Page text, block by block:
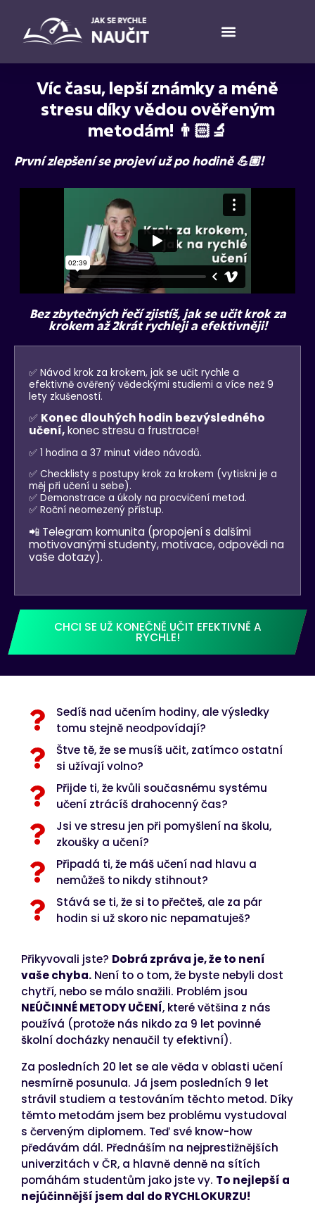
Víc času, lepší známky a méně
stresu díky vědou ověřeným
metodám! 👨🏻‍🔬
První zlepšení se projeví už po hodině 💪🏼!
Bez zbytečných řečí zjistíš, jak se učit krok za
krokem až 2krát rychleji a efektivněji!
✅ Návod krok za krokem, jak se učit rychle a
efektivně ověřený vědeckými studiemi a více než 9
lety zkušeností.
✅ Konec dlouhých hodin bezvýsledného
učení,konec stresu a frustrace!
✅ 1 hodina a 37 minut video návodů.
✅ Checklisty s postupy krok za krokem (vytiskni je a
měj při učení u sebe).
✅ Demonstrace a úkoly na procvičení metod.
✅ Roční neomezený přístup.
📲 Telegram komunita (propojení s dalšími
motivovanými studenty, motivace, odpovědi na
vaše dotazy).
CHCI SE UŽ KONEČNĚ UČIT EFEKTIVNĚ A
RYCHLE!
Sedíš nad učením hodiny, ale výsledky
tomu stejně neodpovídají?
Štve tě, že se musíš učit, zatímco ostatní
si užívají volno?
Přijde ti, že kvůli současnému systému
učení ztrácíš drahocenný čas?
Jsi ve stresu jen při pomyšlení na školu,
zkoušky a učení?
Připadá ti, že máš učení nad hlavu a
nemůžeš to nikdy stihnout?
Stává se ti, že si to přečteš, ale za pár
hodin si už skoro nic nepamatuješ?
Přikyvovali jste? Dobrá zpráva je, že to není
vaše chyba. Není to o tom, že byste nebyli dost
chytří, nebo se málo snažili. Problém jsou
NEÚČINNÉ METODY UČENÍ, které většina z nás
používá (protože nás nikdo za 9 let povinné
školní docházky nenaučil ty efektivní).
Za posledních 20 let se ale věda v oblasti učení
nesmírně posunula. Já jsem posledních 9 let
strávil studiem a testováním těchto metod. Díky
těmto metodám jsem bez problému vystudoval
s červeným diplomem. Teď své know-how
předávám dál. Přednáším na nejprestižnějších
univerzitách v ČR, a hlavně denně na sítích
pomáhám studentům jako jste vy. To nejlepší a
nejúčinnější jsem dal do RYCHLOKURZU!